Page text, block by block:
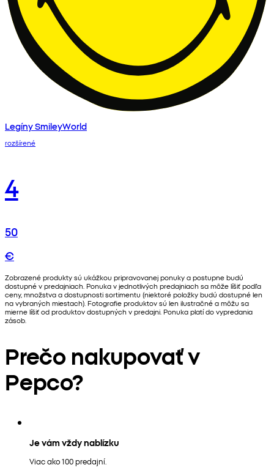
Legíny SmileyWorld
rozšírené
4
50
€
Zobrazené produkty sú ukážkou pripravovanej ponuky a postupne budú
dostupné v predajniach. Ponuka v jednotlivých predajniach sa môže líšiť podľa
ceny, množstva a dostupnosti sortimentu (niektoré položky budú dostupné len
na vybraných miestach). Fotografie produktov sú len ilustračné a môžu sa
mierne líšiť od produktov dostupných v predajni. Ponuka platí do vypredania
zásob.
Prečo nakupovať v
Pepco?
Je vám vždy nablízku
Viac ako 100 predajní.